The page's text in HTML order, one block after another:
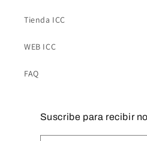
Tienda ICC
WEB ICC
FAQ
Suscribe para recibir